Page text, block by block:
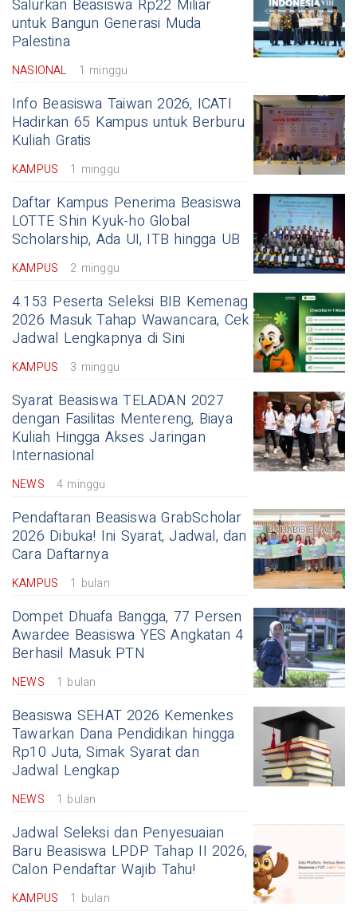
Salurkan Beasiswa Rp22 Miliar
untuk Bangun Generasi Muda
Palestina
NASIONAL 1 minggu
Info Beasiswa Taiwan 2026, ICATI
Hadirkan 65 Kampus untuk Berburu
Kuliah Gratis
KAMPUS 1 minggu
Daftar Kampus Penerima Beasiswa
LOTTE Shin Kyuk-ho Global
Scholarship, Ada UI, ITB hingga UB
KAMPUS 2 minggu
4.153 Peserta Seleksi BIB Kemenag
2026 Masuk Tahap Wawancara, Cek
Jadwal Lengkapnya di Sini
KAMPUS 3 minggu
Syarat Beasiswa TELADAN 2027
dengan Fasilitas Mentereng, Biaya
Kuliah Hingga Akses Jaringan
Internasional
NEWS 4 minggu
Pendaftaran Beasiswa GrabScholar
2026 Dibuka! Ini Syarat, Jadwal, dan
Cara Daftarnya
KAMPUS 1 bulan
Dompet Dhuafa Bangga, 77 Persen
Awardee Beasiswa YES Angkatan 4
Berhasil Masuk PTN
NEWS 1 bulan
Beasiswa SEHAT 2026 Kemenkes
Tawarkan Dana Pendidikan hingga
Rp10 Juta, Simak Syarat dan
Jadwal Lengkap
NEWS 1 bulan
Jadwal Seleksi dan Penyesuaian
Baru Beasiswa LPDP Tahap II 2026,
Calon Pendaftar Wajib Tahu!
KAMPUS 1 bulan